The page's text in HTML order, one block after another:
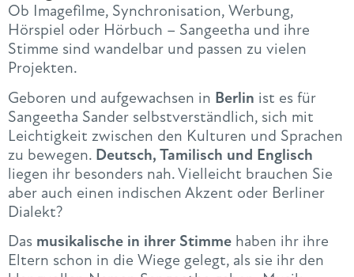
Ob Imagefilme, Synchronisation, Werbung,
Hörspiel oder Hörbuch – Sangeetha und ihre
Stimme sind wandelbar und passen zu vielen
Projekten.
Geboren und aufgewachsen in Berlin ist es für
Sangeetha Sander selbstverständlich, sich mit
Leichtigkeit zwischen den Kulturen und Sprachen
zu bewegen. Deutsch, Tamilisch und Englisch
liegen ihr besonders nah. Vielleicht brauchen Sie
aber auch einen indischen Akzent oder Berliner
Dialekt?
Das musikalische in ihrer Stimme haben ihr ihre
Eltern schon in die Wiege gelegt, als sie ihr den